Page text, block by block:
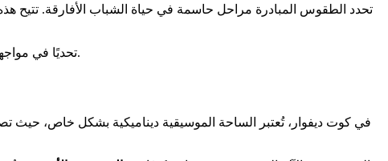
تحدد الطقوس المبادرة مراحل حاسمة في حياة الشباب الأفارقة. تتيح هذه
تعتبر نقل المعارف ancestrales تحديًا في مواجهة التحولات الاجتماعية. ومع ذلك، تظل أساسية للتنمية المستدامة والحفاظ على الهوية الثقافية الأفريقية.